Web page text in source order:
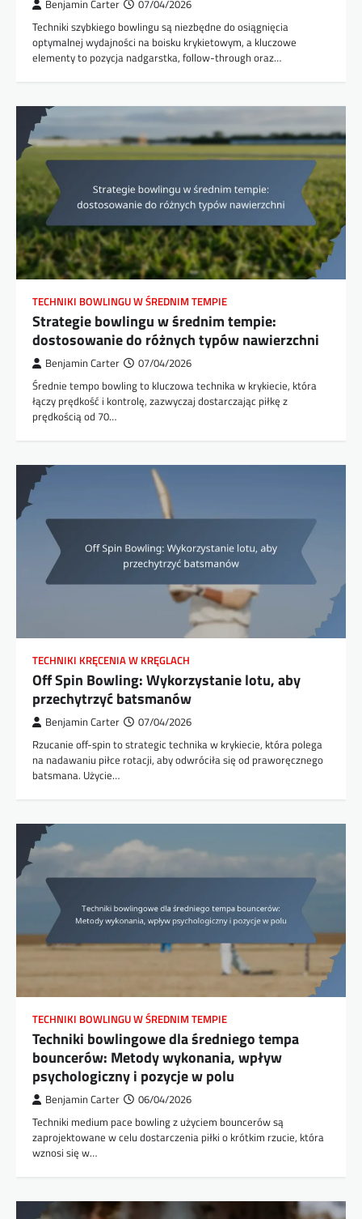
Benjamin Carter 07/04/2026
Techniki szybkiego bowlingu są niezbędne do osiągnięcia
optymalnej wydajności na boisku krykietowym, a kluczowe
elementy to pozycja nadgarstka, follow-through oraz…
TECHNIKI BOWLINGU W ŚREDNIM TEMPIE
Strategie bowlingu w średnim tempie:
dostosowanie do różnych typów nawierzchni
Benjamin Carter 07/04/2026
Średnie tempo bowling to kluczowa technika w krykiecie, która
łączy prędkość i kontrolę, zazwyczaj dostarczając piłkę z
prędkością od 70…
TECHNIKI KRĘCENIA W KRĘGLACH
Off Spin Bowling: Wykorzystanie lotu, aby
przechytrzyć batsmanów
Benjamin Carter 07/04/2026
Rzucanie off-spin to strategic technika w krykiecie, która polega
na nadawaniu piłce rotacji, aby odwróciła się od praworęcznego
batsmana. Użycie…
TECHNIKI BOWLINGU W ŚREDNIM TEMPIE
Techniki bowlingowe dla średniego tempa
bouncerów: Metody wykonania, wpływ
psychologiczny i pozycje w polu
Benjamin Carter 06/04/2026
Techniki medium pace bowling z użyciem bouncerów są
zaprojektowane w celu dostarczenia piłki o krótkim rzucie, która
wznosi się w…